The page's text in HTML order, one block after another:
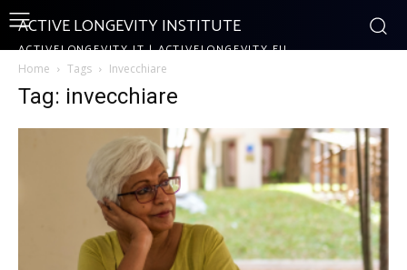
ACTIVE LONGEVITY INSTITUTE
ACTIVELONGEVITY.IT | ACTIVELONGEVITY.EU
Home Tags Invecchiare
Tag: invecchiare